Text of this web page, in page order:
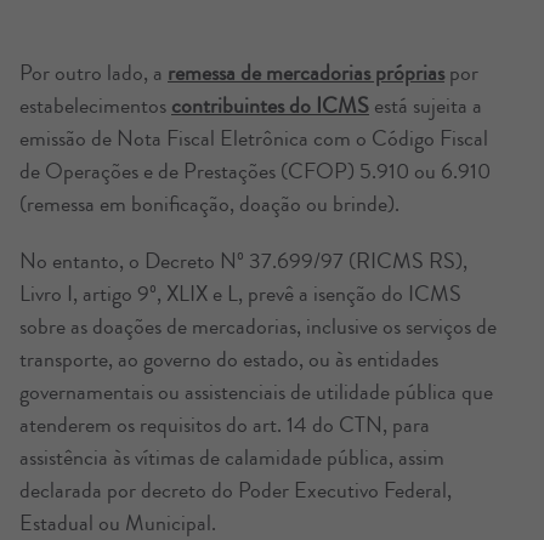
Por outro lado, a remessa de mercadorias própriaspor
estabelecimentoscontribuintes do ICMSestá sujeita a
emissão de Nota Fiscal Eletrônica com o Código Fiscal
de Operações e de Prestações (CFOP) 5.910 ou 6.910
(remessa em bonificação, doação ou brinde).
No entanto, o Decreto Nº 37.699/97 (RICMS RS),
Livro I, artigo 9º, XLIX e L, prevê a isenção do ICMS
sobre as doações de mercadorias, inclusive os serviços de
transporte, ao governo do estado, ou às entidades
governamentais ou assistenciais de utilidade pública que
atenderem os requisitos do art. 14 do CTN, para
assistência às vítimas de calamidade pública, assim
declarada por decreto do Poder Executivo Federal,
Estadual ou Municipal.